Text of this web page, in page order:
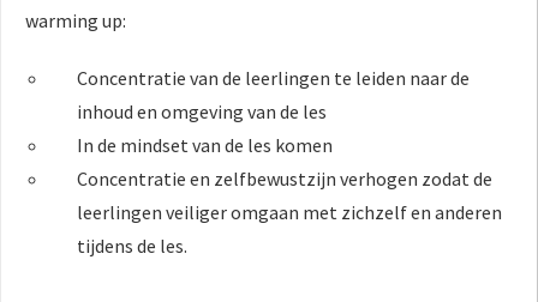
warming up:
Concentratie van de leerlingen te leiden naar de
inhoud en omgeving van de les
In de mindset van de les komen
Concentratie en zelfbewustzijn verhogen zodat de
leerlingen veiliger omgaan met zichzelf en anderen
tijdens de les.